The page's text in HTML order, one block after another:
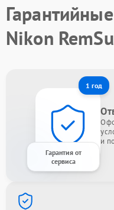
Nikon
1 год
Гарантия от
сервиса
и